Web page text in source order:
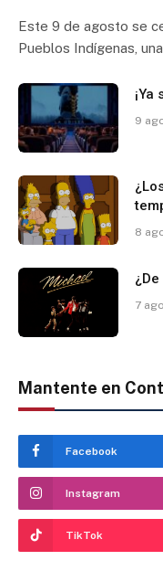
Este 9 de agosto se
Pueblos Indígenas,
9
8
7
Mantente en
Facebook
Instagram
TikTok